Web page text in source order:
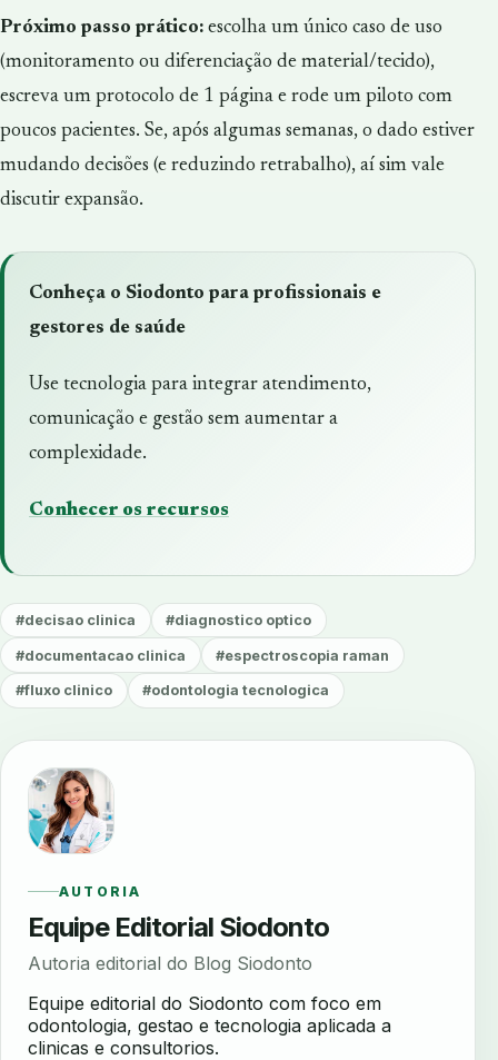
Próximo passo prático: escolha um único caso de uso
(monitoramento ou diferenciação de material/tecido),
escreva um protocolo de 1 página e rode um piloto com
poucos pacientes. Se, após algumas semanas, o dado estiver
mudando decisões (e reduzindo retrabalho), aí sim vale
discutir expansão.
Conheça o Siodonto para profissionais e
gestores de saúde
Use tecnologia para integrar atendimento,
comunicação e gestão sem aumentar a
complexidade.
Conhecer os recursos
#decisao clinica #diagnostico optico
#documentacao clinica #espectroscopia raman
#fluxo clinico #odontologia tecnologica
AUTORIA
Equipe Editorial Siodonto
Autoria editorial do Blog Siodonto
Equipe editorial do Siodonto com foco em
odontologia, gestao e tecnologia aplicada a
clinicas e consultorios.